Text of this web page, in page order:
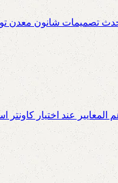
تصميمات شانون معدن
المعايير عند اختيار